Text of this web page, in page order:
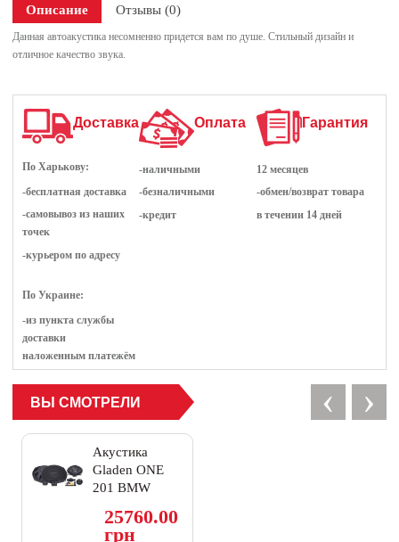
Описание Отзывы (0)
Данная автоакустика несомненно придется вам по душе. Стильный дизайн и
отличное качество звука.
Доставка
По Харькову:
-бесплатная доставка
-самовывоз из наших
точек
-курьером по адресу
По Украине:
-из пункта службы
доставки
наложенным платежём
Оплата
-наличными
-безналичными
-кредит
Гарантия
12 месяцев
-обмен/возврат товара
в течении 14 дней
ВЫ СМОТРЕЛИ ‹ ›
Акустика
Gladen ONE
201 BMW
25760.00
грн